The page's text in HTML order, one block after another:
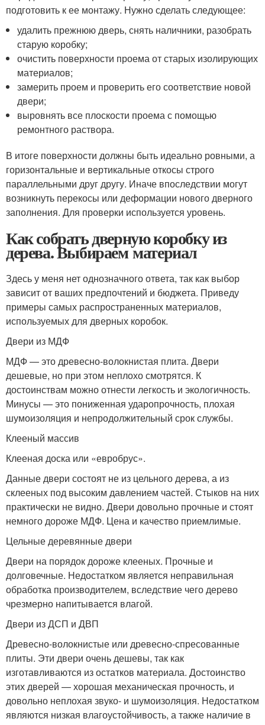
подготовить к ее монтажу. Нужно сделать следующее:
удалить прежнюю дверь, снять наличники, разобрать
старую коробку;
очистить поверхности проема от старых изолирующих
материалов;
замерить проем и проверить его соответствие новой
двери;
выровнять все плоскости проема с помощью
ремонтного раствора.
В итоге поверхности должны быть идеально ровными, а
горизонтальные и вертикальные откосы строго
параллельными друг другу. Иначе впоследствии могут
возникнуть перекосы или деформации нового дверного
заполнения. Для проверки используется уровень.
Как собрать дверную коробку из
дерева. Выбираем материал
Здесь у меня нет однозначного ответа, так как выбор
зависит от ваших предпочтений и бюджета. Приведу
примеры самых распространенных материалов,
используемых для дверных коробок.
Двери из МДФ
МДФ — это древесно-волокнистая плита. Двери
дешевые, но при этом неплохо смотрятся. К
достоинствам можно отнести легкость и экологичность.
Минусы — это пониженная ударопрочность, плохая
шумоизоляция и непродолжительный срок службы.
Клееный массив
Клееная доска или «евробрус».
Данные двери состоят не из цельного дерева, а из
склееных под высоким давлением частей. Стыков на них
практически не видно. Двери довольно прочные и стоят
немного дороже МДФ. Цена и качество приемлимые.
Цельные деревянные двери
Двери на порядок дороже клееных. Прочные и
долговечные. Недостатком является неправильная
обработка производителем, вследствие чего дерево
чрезмерно напитывается влагой.
Двери из ДСП и ДВП
Древесно-волокнистые или древесно-спресованные
плиты. Эти двери очень дешевы, так как
изготавливаются из остатков материала. Достоинство
этих дверей — хорошая механическая прочность, и
довольно неплохая звуко- и шумоизоляция. Недостатком
являются низкая влагоустойчивость, а также наличие в